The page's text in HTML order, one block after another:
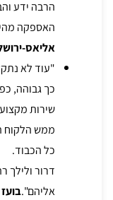
הרבה ידע
האספקה
אליאס-
"עוד לא
כך גבוהה,
שירות
ממש הלקוח
כל הכבוד.
דרור ולילך
אליהם".